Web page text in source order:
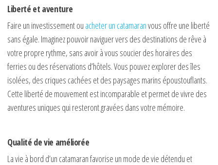
Liberté et aventure
Faire un investissement ou acheter un catamaranvous offre une liberté
sans égale. Imaginez pouvoir naviguer vers des destinations de rêve à
votre propre rythme, sans avoir à vous soucier des horaires des
ferries ou des réservations d’hôtels. Vous pouvez explorer des îles
isolées, des criques cachées et des paysages marins époustouflants.
Cette liberté de mouvement est incomparable et permet de vivre des
aventures uniques qui resteront gravées dans votre mémoire.
Qualité de vie améliorée
La vie à bord d’un catamaran favorise un mode de vie détendu et